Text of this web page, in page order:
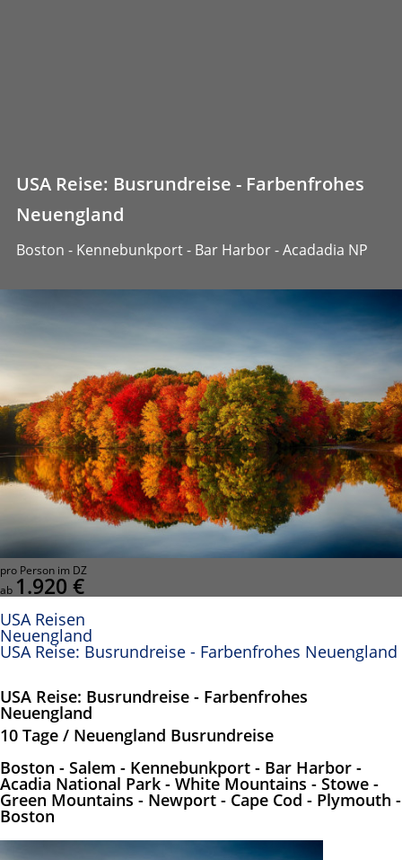
USA Reise: Busrundreise - Farbenfrohes
Neuengland
Boston - Kennebunkport - Bar Harbor - Acadadia NP
pro Person im DZ
ab 1.920 €
USA Reisen
Neuengland
USA Reise: Busrundreise - Farbenfrohes Neuengland
USA Reise: Busrundreise - Farbenfrohes
Neuengland
10 Tage / Neuengland Busrundreise
Boston - Salem - Kennebunkport - Bar Harbor -
Acadia National Park - White Mountains - Stowe -
Green Mountains - Newport - Cape Cod - Plymouth -
Boston